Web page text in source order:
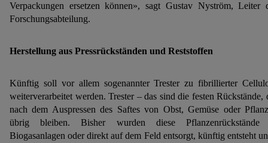
Verpackungen ersetzen können», sagt Gustav Nyström, Leiter
Forschungsabteilung.
Herstellung aus Pressrückständen und Reststoffen
Künftig soll vor allem sogenannter Trester zu fibrillierter
weiterverarbeitet werden. Trester – das sind die festen Rückstände,
nach dem Auspressen des Saftes von Obst, Gemüse oder
übrig bleiben. Bisher wurden diese
Biogasanlagen oder direkt auf dem Feld entsorgt, künftig entsteht